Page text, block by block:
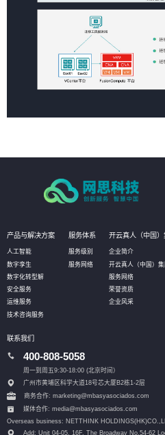
产品与解决方案
人工智能
数字孪生
数字化转型解
安全服务
运维服务
技术咨询服务
服务体系
服务级别
服务网络
开云真人（中国
企业简介
开云真人（中国）集
服务网络
荣誉资质
企业风采
联系我们
400-808-5058
周一到周五9:30-18:00 (北京时间）
广州市黄埔区科学大道18号芯大厦B2栋1-2层
商务合作: marketing@mbasyasociados.com
媒体合作: media@mbasyasociados.com
Overseas business: NETTHINK
Add: Unit 04-05, 16F, The Broadway No.54-62